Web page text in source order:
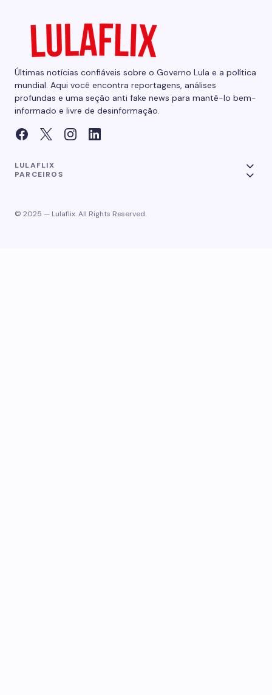
Últimas notícias confiáveis sobre o Governo Lula e a política
mundial. Aqui você encontra reportagens, análises
profundas e uma seção anti fake news para mantê-lo bem-
informado e livre de desinformação.
LULAFLIX
PARCEIROS
© 2025 — Lulaflix. All Rights Reserved.